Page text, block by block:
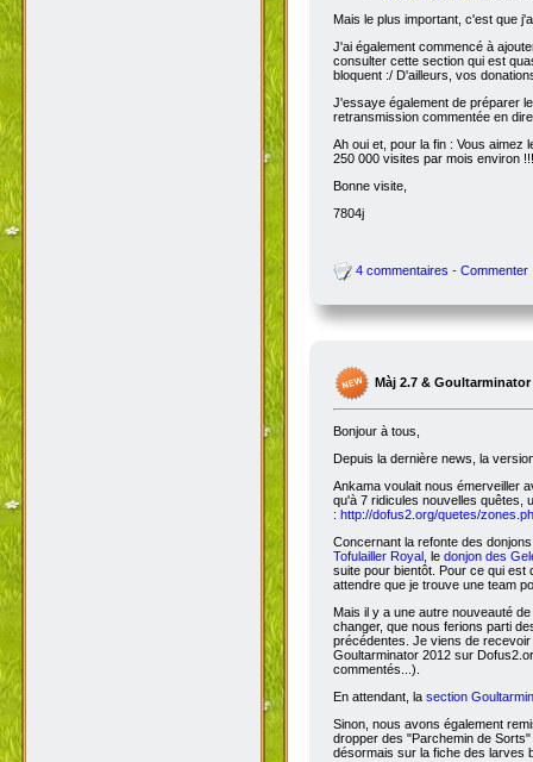
Mais le plus important, c'est que
J'ai également commencé à
consulter cette section qui est
bloquent :/ D'ailleurs, vos
J'essaye également de préparer
retransmission commentée en
Ah oui et, pour la fin : Vous
250 000 visites par mois environ !!!
Bonne visite,
7804j
4 commentaires - Commenter
Màj 2.7 & Goultarminator
Bonjour à tous,
Depuis la dernière news, la
Ankama voulait nous émerveiller
qu'à 7 ridicules nouvelles quêtes,
: http://dofus2.org/quetes/
Concernant la refonte des
Tofulailler Royal , le donjon des
suite pour bientôt. Pour ce qui est
attendre que je trouve une team
Mais il y a une autre nouveauté
changer, que nous ferions parti
précédentes. Je viens de
Goultarminator 2012 sur
commentés...).
En attendant, la section
Sinon, nous avons également
dropper des "Parchemin de
désormais sur la fiche des larves